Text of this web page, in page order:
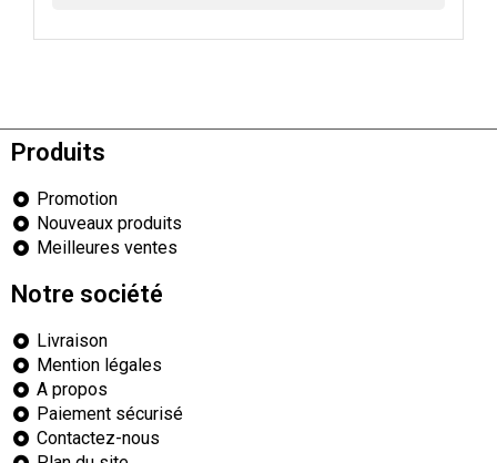
Produits
Promotion
Nouveaux produits
Meilleures ventes
Notre société
Livraison
Mention légales
A propos
Paiement sécurisé
Contactez-nous